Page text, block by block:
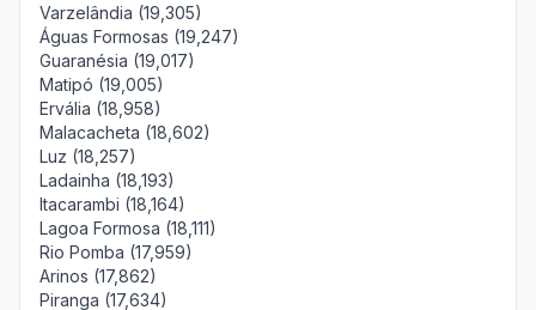
Varzelândia (19,305)
Águas Formosas (19,247)
Guaranésia (19,017)
Matipó (19,005)
Ervália (18,958)
Malacacheta (18,602)
Luz (18,257)
Ladainha (18,193)
Itacarambi (18,164)
Lagoa Formosa (18,111)
Rio Pomba (17,959)
Arinos (17,862)
Piranga (17,634)